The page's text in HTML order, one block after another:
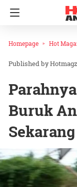
Homepage Hot
Hotmagz
Buruk
Sekarang